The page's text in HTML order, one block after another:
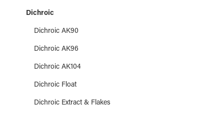
Dichroic
Dichroic AK90
Dichroic AK96
Dichroic AK104
Dichroic Float
Dichroic Extract & Flakes